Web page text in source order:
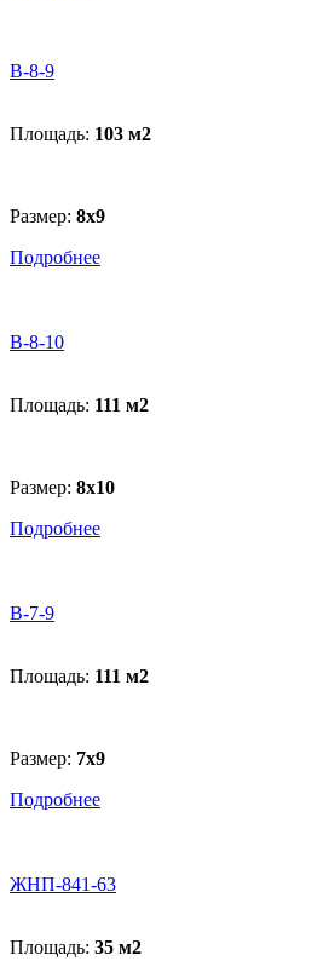
B-8-9
Площадь: 103 м2
Размер: 8х9
Подробнее
B-8-10
Площадь: 111 м2
Размер: 8х10
Подробнее
B-7-9
Площадь: 111 м2
Размер: 7х9
Подробнее
ЖНП-841-63
Площадь: 35 м2